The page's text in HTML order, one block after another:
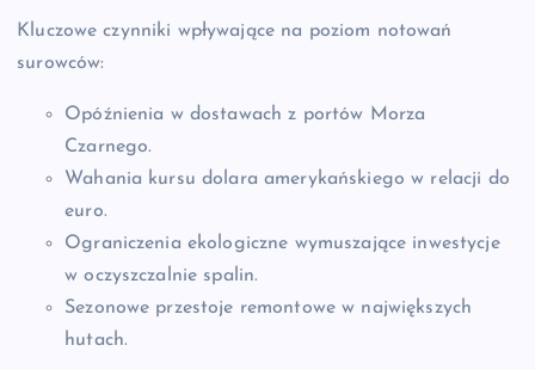
Kluczowe czynniki wpływające na poziom notowań
surowców:
Opóźnienia w dostawach z portów Morza
Czarnego.
Wahania kursu dolara amerykańskiego w relacji do
euro.
Ograniczenia ekologiczne wymuszające inwestycje
w oczyszczalnie spalin.
Sezonowe przestoje remontowe w największych
hutach.